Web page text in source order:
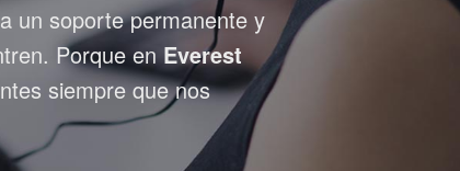
un soporte permanente y
Porque en Everest
siempre que nos